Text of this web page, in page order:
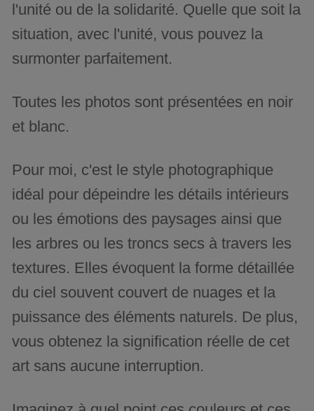
l'unité ou de la solidarité. Quelle que soit la
situation, avec l'unité, vous pouvez la
surmonter parfaitement.
Toutes les photos sont présentées en noir
et blanc.
Pour moi, c'est le style photographique
idéal pour dépeindre les détails intérieurs
ou les émotions des paysages ainsi que
les arbres ou les troncs secs à travers les
textures. Elles évoquent la forme détaillée
du ciel souvent couvert de nuages et la
puissance des éléments naturels. De plus,
vous obtenez la signification réelle de cet
art sans aucune interruption.